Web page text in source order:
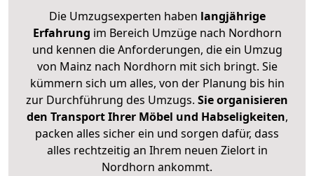
Die Umzugsexperten haben langjährige
Erfahrung im Bereich Umzüge nach Nordhorn
und kennen die Anforderungen, die ein Umzug
von Mainz nach Nordhorn mit sich bringt. Sie
kümmern sich um alles, von der Planung bis hin
zur Durchführung des Umzugs. Sie organisieren
den Transport Ihrer Möbel und Habseligkeiten,
packen alles sicher ein und sorgen dafür, dass
alles rechtzeitig an Ihrem neuen Zielort in
Nordhorn ankommt.